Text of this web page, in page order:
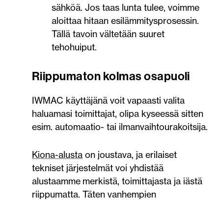
sähköä. Jos taas lunta tulee, voimme
aloittaa hitaan esilämmitysprosessin.
Tällä tavoin vältetään suuret
tehohuiput.
Riippumaton kolmas osapuoli
IWMAC käyttäjänä voit vapaasti valita
haluamasi toimittajat, olipa kyseessä sitten
esim. automaatio- tai ilmanvaihtourakoitsija.
Kiona-alusta on joustava, ja erilaiset
tekniset järjestelmät voi yhdistää
alustaamme merkistä, toimittajasta ja iästä
riippumatta. Täten vanhempien